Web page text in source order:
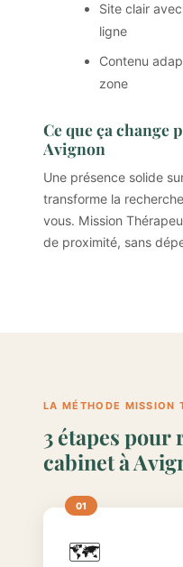
Site clair
ligne
Contenu
zone
Ce que ça change
Avignon
Une présence solide
transforme la
vous. Mission
de proximité, sans
LA MÉTHODE MISSION
3 étapes
cabinet à
🗺️